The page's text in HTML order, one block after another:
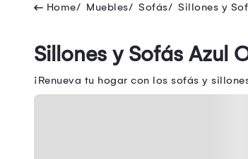
Muebles Sofás Sillones y
Sillones y Sofás Azul
¡Renueva tu hogar con los sofás y